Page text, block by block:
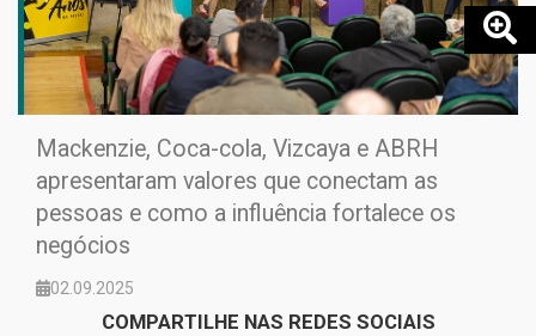
Mackenzie, Coca-cola, Vizcaya e ABRH
apresentaram valores que conectam as
pessoas e como a influência fortalece os
negócios
02.09.2025
COMPARTILHE NAS REDES SOCIAIS